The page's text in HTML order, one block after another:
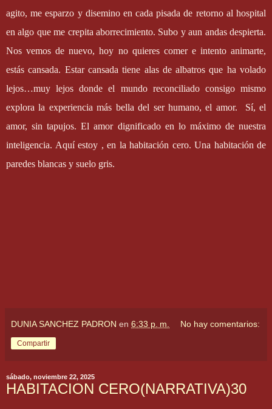
agito, me esparzo y disemino en cada pisada de retorno al hospital
en algo que me crepita aborrecimiento. Subo y aun andas despierta.
Nos vemos de nuevo, hoy no quieres comer e intento animarte,
estás cansada. Estar cansada tiene alas de albatros que ha volado
lejos…muy lejos donde el mundo reconciliado consigo mismo
explora la experiencia más bella del ser humano, el amor.
Sí, el
amor, sin tapujos. El amor dignificado en lo máximo de nuestra
inteligencia. Aquí estoy , en la habitación cero. Una habitación de
paredes blancas y suelo gris.
DUNIA SANCHEZ PADRON en 6:33 p. m. No hay comentarios:
Compartir
sábado, noviembre 22, 2025
HABITACION CERO(NARRATIVA)30